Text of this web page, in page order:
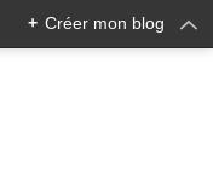
+ Créer mon blog